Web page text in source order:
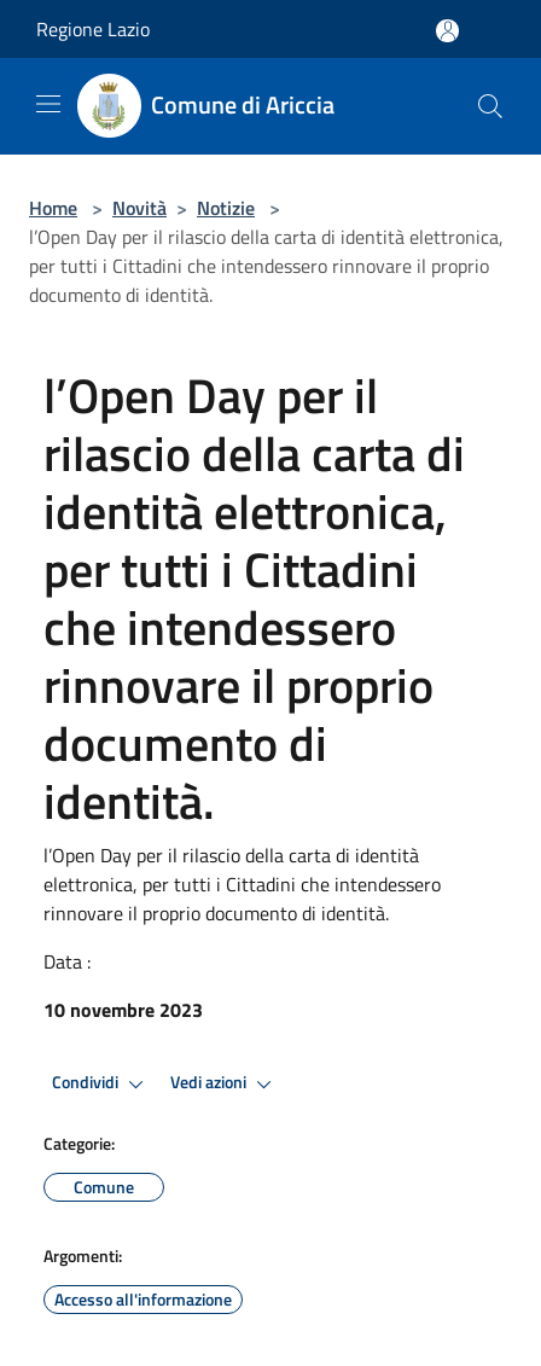
Regione Lazio
Comune di Ariccia
Home > Novità > Notizie >
l’Open Day per il rilascio della carta di identità elettronica,
per tutti i Cittadini che intendessero rinnovare il proprio
documento di identità.
l’Open Day per il
rilascio della carta di
identità elettronica,
per tutti i Cittadini
che intendessero
rinnovare il proprio
documento di
identità.
l’Open Day per il rilascio della carta di identità
elettronica, per tutti i Cittadini che intendessero
rinnovare il proprio documento di identità.
Data :
10 novembre 2023
Condividi Vedi azioni
Categorie:
Comune
Argomenti:
Accesso all'informazione